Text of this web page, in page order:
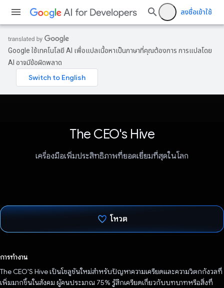
ลงชื่อเข้าใช้
Google ใช้เทคโนโลยี AI เพื่อแปลเนื้อหาเป็นภาษาที่คุณต้องการ การแปลโดย
AI อาจมีข้อผิดพลาด
The CEO's Hive
เครื่องมือเพิ่มประสิทธิภาพที่ยอดเยี่ยมที่สุดในโลก
โหวต
การทำงาน
The CEO'S Hive เป็นโซลูชันใหม่สำหรับปัญหาความเครียดและความวิตกกังวลที่
เพิ่มมากขึ้นในสังคม ผู้คนประมาณ 75% รู้สึกเครียดเกี่ยวกับบทบาทหรือสิ่งที่